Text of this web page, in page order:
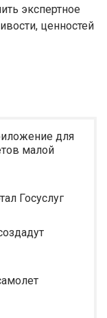
экспертное
ценностей
для
малой
Госуслуг